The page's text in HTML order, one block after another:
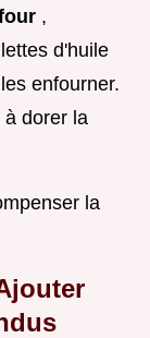
,
d'huile
enfourner.
à dorer la
la